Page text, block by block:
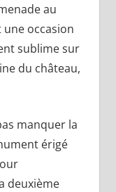
au
une occasion
sublime sur
du château,
manquer la
érigé
deuxième